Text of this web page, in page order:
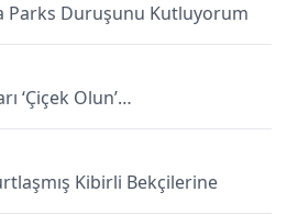
Parks Duruşunu Kutluyorum
‘Çiçek Olun’…
Kibirli Bekçilerine